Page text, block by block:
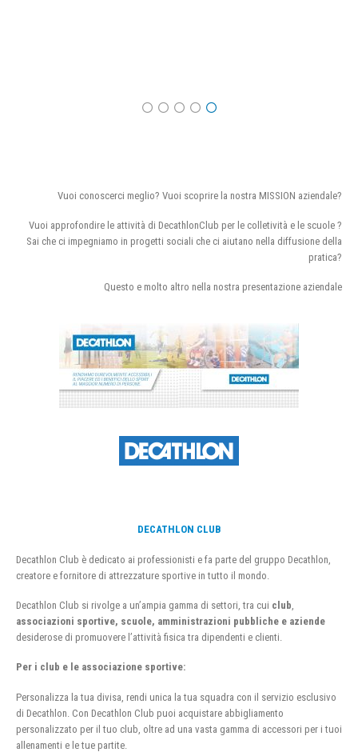
Vuoi conoscerci meglio? Vuoi scoprire la nostra MISSION aziendale?
Vuoi approfondire le attività di DecathlonClub per le colletività e le scuole ?
Sai che ci impegniamo in progetti sociali che ci aiutano nella diffusione della
pratica?
Questo e molto altro nella nostra presentazione aziendale
DECATHLON CLUB
Decathlon Club è dedicato ai professionisti e fa parte del gruppo Decathlon,
creatore e fornitore di attrezzature sportive in tutto il mondo.
Decathlon Club si rivolge a un’ampia gamma di settori, tra cui club
associazioni sportive, scuole, amministrazioni pubbliche e aziende
desiderose di promuovere l’attività fisica tra dipendenti e clienti.
Per i club e le associazione sportive:
Personalizza la tua divisa, rendi unica la tua squadra con il servizio esclusivo
di Decathlon. Con Decathlon Club puoi acquistare abbigliamento
personalizzato per il tuo club, oltre ad una vasta gamma di accessori per i tuoi
allenamenti e le tue partite.